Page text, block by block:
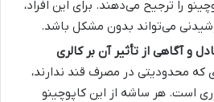
را ترجیح می‌دهند. برای این افراد،
می‌تواند بدون مشکل باشد.
و آگاهی از تأثیر آن بر کالری
که محدودیتی در مصرف قند ندارند،
است. هر ساشه از این کاپوچینو